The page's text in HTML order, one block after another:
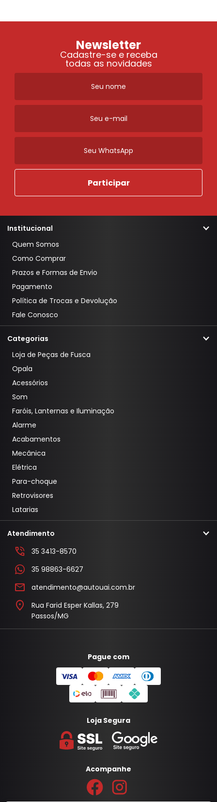
Newsletter
Cadastre-se e receba
todas as novidades
Institucional
Quem Somos
Como Comprar
Prazos e Formas de Envio
Pagamento
Política de Trocas e Devolução
Fale Conosco
Categorias
Loja de Peças de Fusca
Opala
Acessórios
Som
Faróis, Lanternas e Iluminação
Alarme
Acabamentos
Mecânica
Elétrica
Para-choque
Retrovisores
Latarias
Atendimento
35 3413-8570
35 98863-6627
atendimento@autouai.com.br
Rua Farid Esper Kallas, 279
Passos/MG
Pague com
Loja Segura
Acompanhe